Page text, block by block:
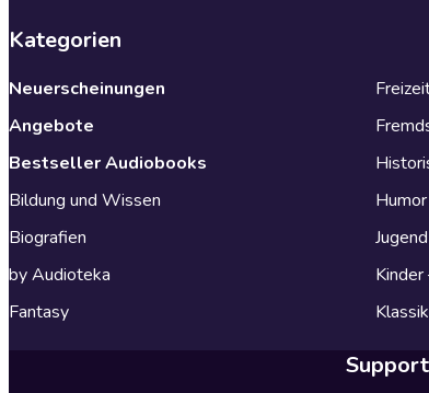
Kategorien
Neuerscheinungen
Angebote
Bestseller Audiobooks
Bildung und Wissen
Biografien
by Audioteka
Fantasy
Jugend
Support